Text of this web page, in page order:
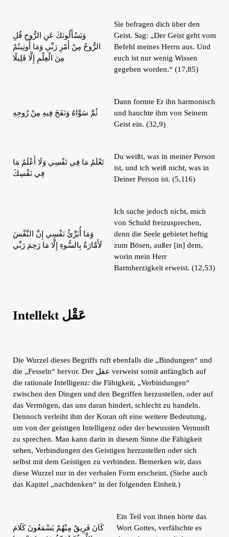
وَيَسْأَلُونَكَ عَنِ الرُّوحِ قُلِ
الرُّوحُ مِنْ أَمْرِ رَبِّي وَمَا أُوتِيتُمْ
مِنَ الْعِلْمِ إِلَّا قَلِيلًا
Sie befragen dich über den
Geist. Sag: „Der Geist geht vom
Befehl meines Herrn aus. Und
euch ist nur wenig Wissen
gegeben worden.“ (17,85)
ثُمَّ سَوَّاهُ وَنَفَخَ فِيهِ مِنْ رُوحِهِ
Dann formte Er ihn harmonisch
und hauchte ihm von Seinem
Geist ein. (32,9)
تَعْلَمُ مَا فِي نَفْسِي وَلَا أَعْلَمُ مَا
فِي نَفْسِكَ
Du weißt, was in meiner Person
ist, und ich weiß nicht, was in
Deiner Person ist. (5,116)
وَمَا أُبَرِّئُ نَفْسِي إِنَّ النَّفْسَ
لَأَمَّارَةٌ بِالسُّوءِ إِلَّا مَا رَحِمَ رَبِّي
Ich suche jedoch nicht, mich
von Schuld freizusprechen,
denn die Seele gebietet heftig
zum Bösen, außer [in] dem,
worin mein Herr
Barmherzigkeit erweist. (12,53)
Intellekt عَقْل
Die Wurzel dieses Begriffs ruft ebenfalls die „Bindungen“ und
die „Fesseln“ hervor. Der عقل verweist somit anfänglich auf
die rationale Intelligenz: die Fähigkeit, „Verbindungen“
zwischen den Dingen und den Begriffen herzustellen, oder auf
das Vermögen, das uns daran hindert, schlecht zu handeln.
Dennoch verleiht ihm der Koran oft eine weitere Bedeutung,
um von der geistigen Intelligenz oder der bewussten Vernunft
zu sprechen. Man kann darin in diesem Sinne die Fähigkeit
sehen, Verbindungen des Geistigen herzustellen oder sich
selbst mit dem Geistigen zu verbinden. Bemerken wir, dass
diese Wurzel nur in der verbalen Form erscheint. (Siehe auch
das Kapitel „nachdenken“ in der folgenden Einheit.)
كَانَ فَرِيقٌ مِنْهُمْ يَسْمَعُونَ كَلَامَ
Ein Teil von ihnen hörte das
Wort Gottes, verfälschte es